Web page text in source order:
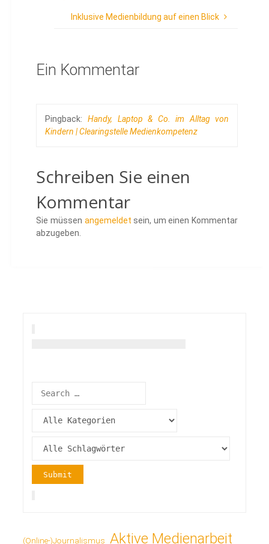
Inklusive Medienbildung auf einen Blick
Ein Kommentar
Pingback: Handy, Laptop & Co. im Alltag von
Kindern | Clearingstelle Medienkompetenz
Schreiben Sie einen
Kommentar
Sie müssen angemeldet sein, um einen Kommentar
abzugeben.
(Online-)Journalismus Aktive Medienarbeit